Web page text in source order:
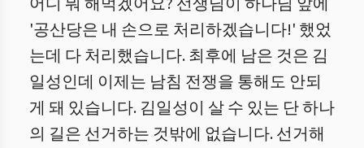
'공산당은 내 손으로 처리하겠습니다!' 했었
는데 다 처리했습니다. 최후에 남은 것은 김
일성인데 이제는 남침 전쟁을 통해도 안되
게 돼 있습니다. 김일성이 살 수 있는 단 하나
의 길은 선거하는 것밖에 없습니다. 선거해